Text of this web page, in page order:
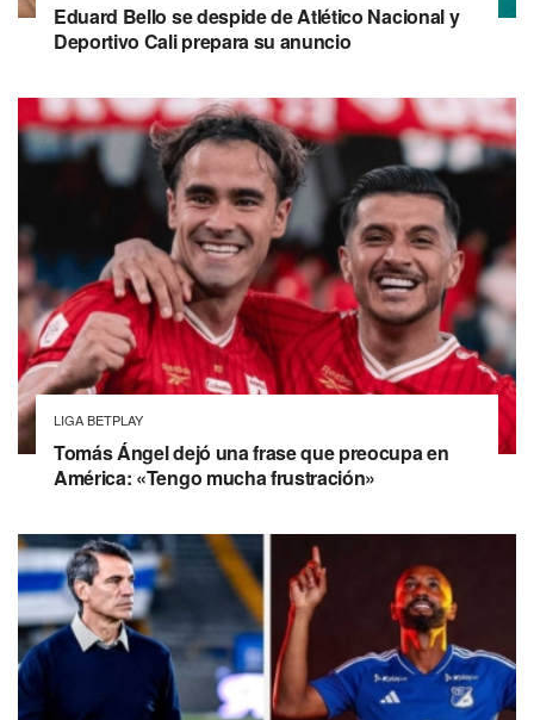
Eduard Bello se despide de Atlético Nacional y
Deportivo Cali prepara su anuncio
LIGA BETPLAY
Tomás Ángel dejó una frase que preocupa en
América: «Tengo mucha frustración»